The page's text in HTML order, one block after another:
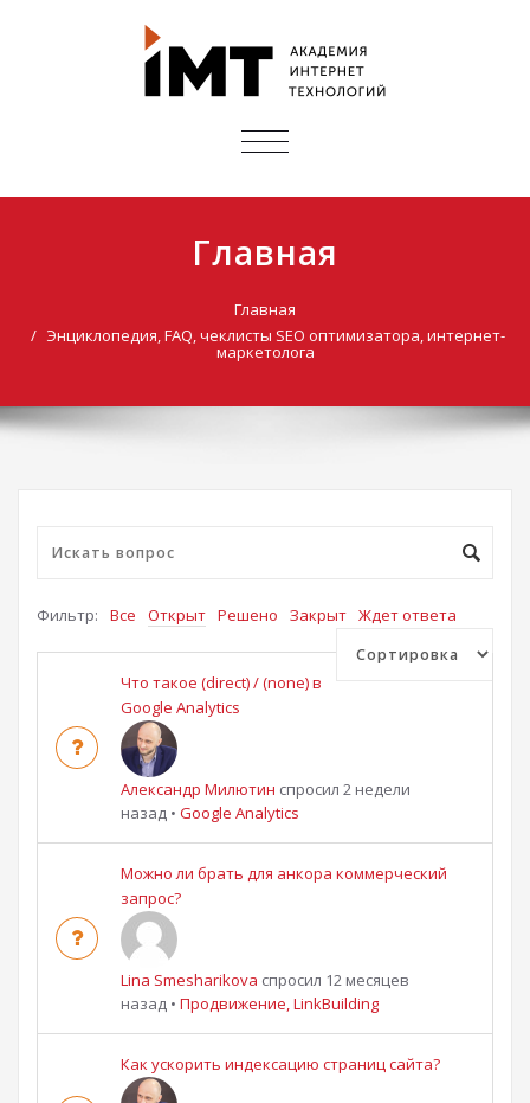
ПОКАЗАТЬ/
Главная
Главная
Энциклопедия, FAQ, чеклисты SEO оптимизатора, интернет-
маркетолога
Фильтр: Все Открыт Решено Закрыт Ждет ответа
Что такое (direct) / (none) в
Google Analytics
Александр Милютин спросил 2 недели
назад • Google Analytics
Можно ли брать для анкора коммерческий
запрос?
Lina Smesharikova спросил 12 месяцев
назад • Продвижение, LinkBuilding
Как ускорить индексацию страниц сайта?